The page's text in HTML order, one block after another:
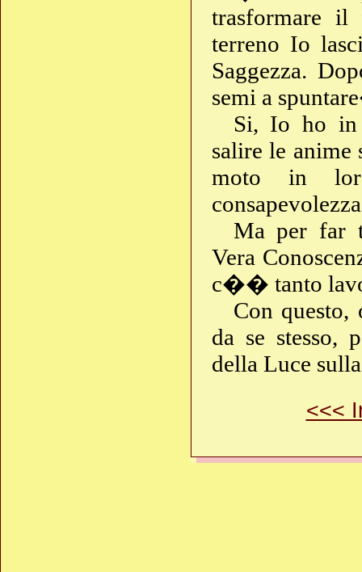
trasformare
terreno Io
Saggezza.
semi a
Si, Io ho in
salire le anime
moto in
Ma per far
Vera
c�� tanto
Con questo,
da se stesso,
della Luce
<<<